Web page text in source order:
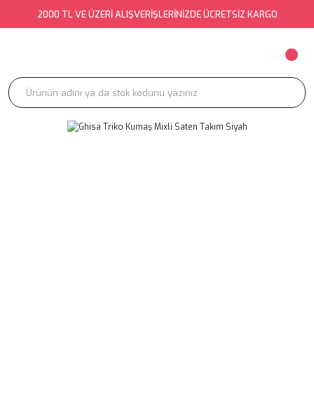
2000 TL VE ÜZERİ ALIŞVERİŞLERİNİZDE ÜCRETSİZ KARGO